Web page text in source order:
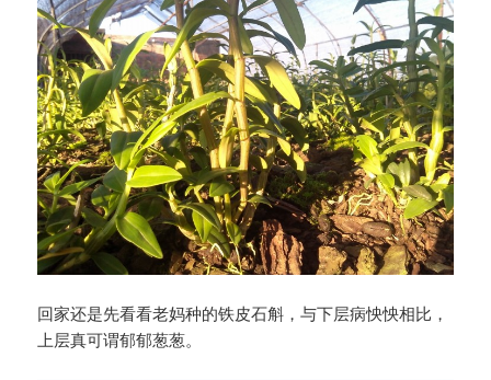
回家还是先看看老妈种的铁皮石斛，与下层病怏怏相比，
上层真可谓郁郁葱葱。